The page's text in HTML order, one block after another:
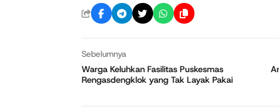
Sebelumnya
Warga Keluhkan Fasilitas Puskesmas
Rengasdengklok yang Tak Layak Pakai